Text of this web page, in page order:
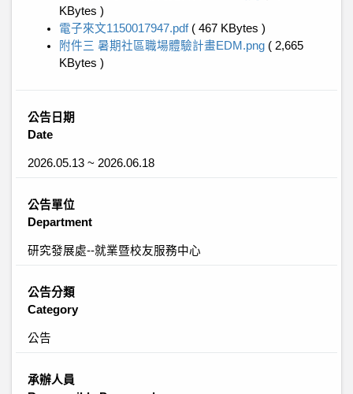
KBytes )
電子來文1150017947.pdf ( 467 KBytes )
附件三 暑期社區職場體驗計畫EDM.png ( 2,665
KBytes )
公告日期
Date
2026.05.13 ~ 2026.06.18
公告單位
Department
研究發展處--就業暨校友服務中心
公告分類
Category
公告
承辦人員